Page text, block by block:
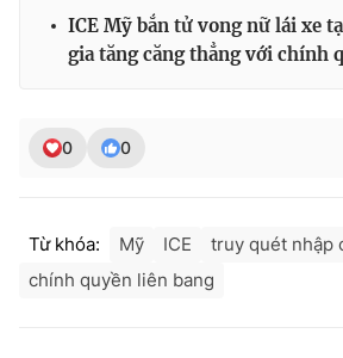
ICE Mỹ bắn tử vong nữ lái xe
gia tăng căng thẳng với chính
0 0
Từ khóa: Mỹ ICE
truy quét nhập
chính quyền liên bang